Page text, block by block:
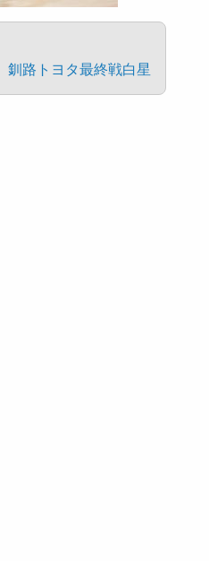
釧路トヨタ最終戦白星